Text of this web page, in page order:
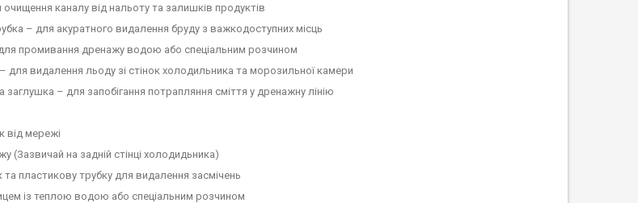
каналу від нальоту та залишків продуктів
– для акуратного видалення бруду з важкодоступних місць
промивання дренажу водою або спеціальним розчином
видалення льоду зі стінок холодильника та морозильної камери
– для запобігання потрапляння сміття у дренажну лінію
від мережі
(Зазвичай на задній стінці холодидьника)
пластикову трубку для видалення засмічень
із теплою водою або спеціальним розчином